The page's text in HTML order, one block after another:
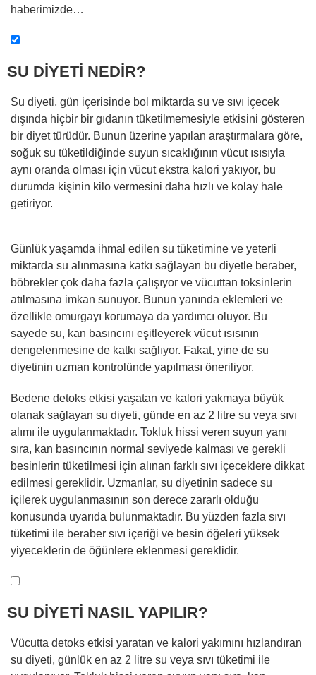
haberimizde…
SU DİYETİ NEDİR?
Su diyeti, gün içerisinde bol miktarda su ve sıvı içecek
dışında hiçbir bir gıdanın tüketilmemesiyle etkisini gösteren
bir diyet türüdür. Bunun üzerine yapılan araştırmalara göre,
soğuk su tüketildiğinde suyun sıcaklığının vücut ısısıyla
aynı oranda olması için vücut ekstra kalori yakıyor, bu
durumda kişinin kilo vermesini daha hızlı ve kolay hale
getiriyor.
Günlük yaşamda ihmal edilen su tüketimine ve yeterli
miktarda su alınmasına katkı sağlayan bu diyetle beraber,
böbrekler çok daha fazla çalışıyor ve vücuttan toksinlerin
atılmasına imkan sunuyor. Bunun yanında eklemleri ve
özellikle omurgayı korumaya da yardımcı oluyor. Bu
sayede su, kan basıncını eşitleyerek vücut ısısının
dengelenmesine de katkı sağlıyor. Fakat, yine de su
diyetinin uzman kontrolünde yapılması öneriliyor.
Bedene detoks etkisi yaşatan ve kalori yakmaya büyük
olanak sağlayan su diyeti, günde en az 2 litre su veya sıvı
alımı ile uygulanmaktadır. Tokluk hissi veren suyun yanı
sıra, kan basıncının normal seviyede kalması ve gerekli
besinlerin tüketilmesi için alınan farklı sıvı içeceklere dikkat
edilmesi gereklidir. Uzmanlar, su diyetinin sadece su
içilerek uygulanmasının son derece zararlı olduğu
konusunda uyarıda bulunmaktadır. Bu yüzden fazla sıvı
tüketimi ile beraber sıvı içeriği ve besin öğeleri yüksek
yiyeceklerin de öğünlere eklenmesi gereklidir.
SU DİYETİ NASIL YAPILIR?
Vücutta detoks etkisi yaratan ve kalori yakımını hızlandıran
su diyeti, günlük en az 2 litre su veya sıvı tüketimi ile